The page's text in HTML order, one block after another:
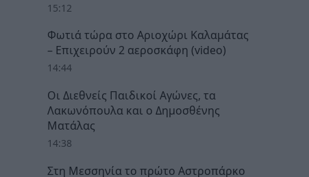
15:12
Φωτιά τώρα στο Αριοχώρι Καλαμάτας
– Επιχειρούν 2 αεροσκάφη (video)
14:44
Οι Διεθνείς Παιδικοί Αγώνες, τα
Λακωνόπουλα και ο Δημοσθένης
Ματάλας
14:38
Στη Μεσσηνία το πρώτο Αστροπάρκο